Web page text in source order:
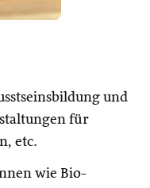
und
für
etc.
wie Bio-